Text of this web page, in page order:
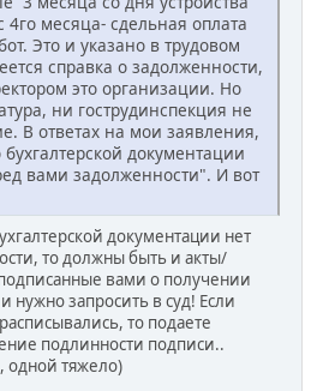
месяца- сдельная оплата
Это и указано в трудовом
справка о задолженности,
это организации. Но
ни гострудинспекция не
В ответах на мои заявления,
документации
вами задолженности". И вот
документации нет
то должны быть и акты/
вами о получении
нужно запросить в суд! Если
то подаете
подлинности подписи..
одной тяжело)